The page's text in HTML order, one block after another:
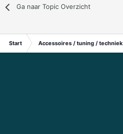
Ga naar Topic Overzicht
Start Accessoires / tuning / techniek